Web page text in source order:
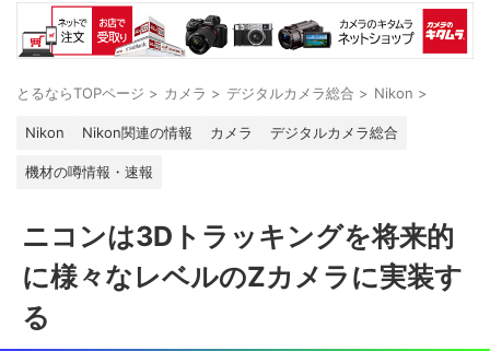
とるならTOPページ > カメラ > デジタルカメラ総合 > Nikon >
Nikon Nikon関連の情報 カメラ デジタルカメラ総合
機材の噂情報・速報
ニコンは3Dトラッキングを将来的
に様々なレベルのZカメラに実装す
る